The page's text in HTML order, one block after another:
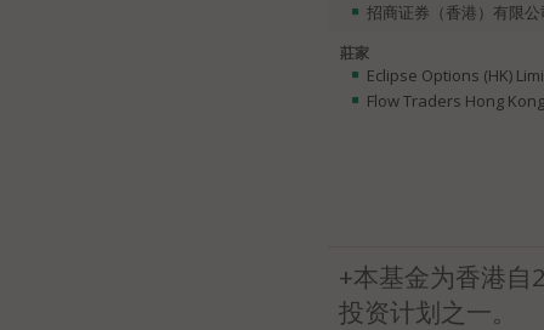
招商证券（香港）有限公
莊家
Eclipse Options (HK)
Flow Traders Hong
+本基金为香港
投资计划之一。